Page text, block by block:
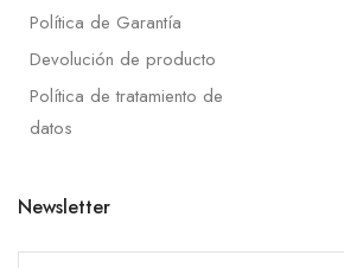
Política de Garantía
Devolución de producto
Política de tratamiento de
datos
Newsletter